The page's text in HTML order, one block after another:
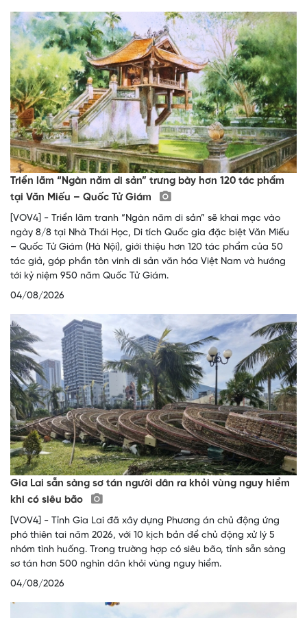
Triển lãm “Ngàn năm di sản” trưng bày hơn 120 tác phẩm
tại Văn Miếu – Quốc Tử Giám
[VOV4] - Triển lãm tranh “Ngàn năm di sản” sẽ khai mạc vào
ngày 8/8 tại Nhà Thái Học, Di tích Quốc gia đặc biệt Văn Miếu
– Quốc Tử Giám (Hà Nội), giới thiệu hơn 120 tác phẩm của 50
tác giả, góp phần tôn vinh di sản văn hóa Việt Nam và hướng
tới kỷ niệm 950 năm Quốc Tử Giám.
04/08/2026
Gia Lai sẵn sàng sơ tán người dân ra khỏi vùng nguy hiểm
khi có siêu bão
[VOV4] - Tỉnh Gia Lai đã xây dựng Phương án chủ động ứng
phó thiên tai năm 2026, với 10 kịch bản để chủ động xử lý 5
nhóm tình huống. Trong trường hợp có siêu bão, tỉnh sẵn sàng
sơ tán hơn 500 nghìn dân khỏi vùng nguy hiểm.
04/08/2026